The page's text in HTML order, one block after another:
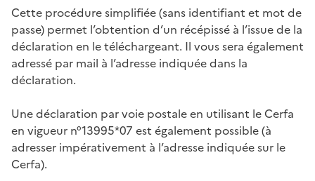
Cette procédure simplifiée (sans identifiant et mot de
passe) permet l’obtention d’un récépissé à l’issue de la
déclaration en le téléchargeant. Il vous sera également
adressé par mail à l’adresse indiquée dans la
déclaration.
Une déclaration par voie postale en utilisant le Cerfa
en vigueur n°13995*07 est également possible (à
adresser impérativement à l’adresse indiquée sur le
Cerfa).